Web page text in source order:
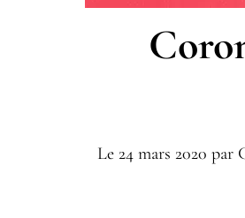
Le 24 mars 2020 par